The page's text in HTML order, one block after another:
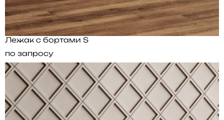
Лежак с бортами S
по запросу